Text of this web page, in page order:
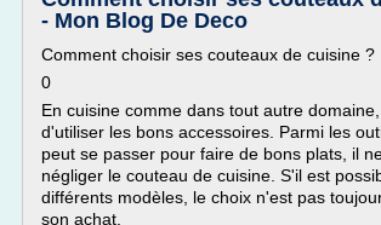
- Mon Blog De Deco
Comment choisir ses couteaux de cuisine ?
0
En cuisine comme dans tout autre
d'utiliser les bons accessoires. Parmi les
peut se passer pour faire de bons plats, il
négliger le couteau de cuisine. S'il est
différents modèles, le choix n'est pas
son achat.